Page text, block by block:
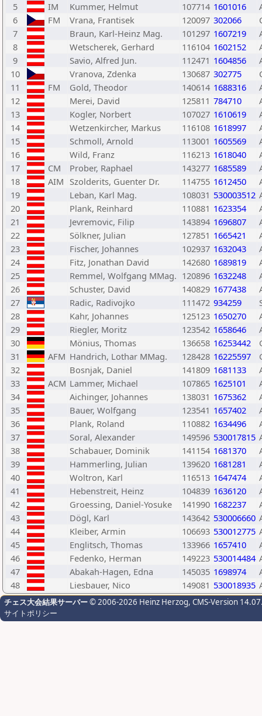
5
IM Kummer, Helmut 107714 1601016
6
FM Vrana, Frantisek 120097 302066
7
Braun, Karl-Heinz Mag. 101297 1607219
8
Wetscherek, Gerhard 116104 1602152
9
Savio, Alfred Jun. 112471 1604856
10
Vranova, Zdenka 130687 302775
11
FM Gold, Theodor 140614 1688316
12
Merei, David 125811 784710
13
Kogler, Norbert 107027 1610619
14
Wetzenkircher, Markus 116108 1618997
15
Schmoll, Arnold 113001 1605569
16
Wild, Franz 116213 1618040
17
CM Prober, Raphael 143277 1685589
18
AIM Szolderits, Guenter Dr. 114755 1612450
19
Leban, Karl Mag. 108031 530003512
20
Plank, Reinhard 110881 1623354
21
Jevremovic, Filip 143894 1696807
22
Sölkner, Julian 127851 1665421
23
Fischer, Johannes 102937 1632043
24
Fitz, Jonathan David 142680 1689819
25
Remmel, Wolfgang MMag. 120896 1632248
26
Schuster, David 140829 1677438
27
Radic, Radivojko 111472 934259
28
Kahr, Johannes 125123 1650270
29
Riegler, Moritz 123542 1658646
30
Mönius, Thomas 136658 16253442
31
AFM Handrich, Lothar MMag. 128428 16225597
32
Bosnjak, Daniel 141809 1681133
33
ACM Lammer, Michael 107865 1625101
34
Aichinger, Johannes 138031 1675362
35
Bauer, Wolfgang 123541 1657402
36
Plank, Roland 110882 1634496
37
Soral, Alexander 149596 530017815
38
Schabauer, Dominik 141154 1681370
39
Hammerling, Julian 139620 1681281
40
Woltron, Karl 116513 1647474
41
Hebenstreit, Heinz 104839 1636120
42
Groessing, Daniel-Yosuke 141990 1682237
43
Dögl, Karl 143642 530006660
44
Kleiber, Armin 106693 530012775
45
Englitsch, Thomas 133966 1657410
46
Fedenko, Herman 149223 530014484
47
Abakah-Hagen, Edna 145035 1698974
48
Liesbauer, Nico 149081 530018935
チェス大会結果サーバー© 2006-2026 Heinz Herzog, CMS-Version
サイトポリシー